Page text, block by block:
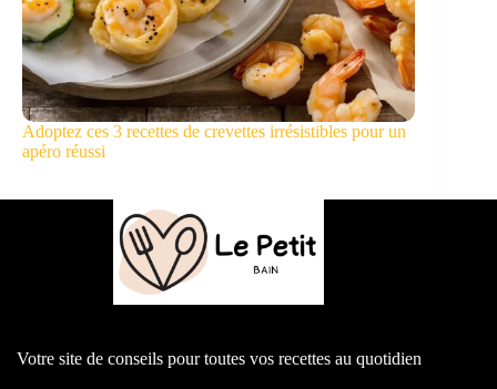
Adoptez ces 3 recettes de crevettes irrésistibles pour un
apéro réussi
Votre site de conseils pour toutes vos recettes au quotidien